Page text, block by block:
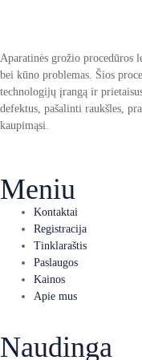
Aparatinės grožio procedūros
bei kūno problemas. Šios
technologijų įrangą ir
defektus, pašalinti raukšles,
kaupimąsi.
Meniu
Kontaktai
Registracija
Tinklaraštis
Paslaugos
Kainos
Apie mus
Naudinga